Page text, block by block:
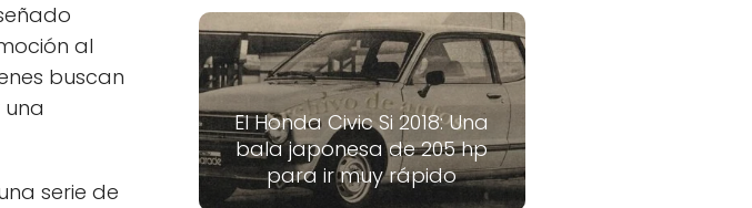
al
buscan
serie de
El Honda Civic Si 2018: Una
bala japonesa de 205 hp
para ir muy rápido